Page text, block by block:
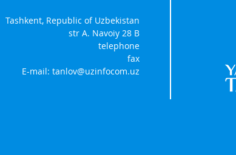
Tashkent, Republic of Uzbekistan
str A. Navoiy 28 B
telephone
fax
E-mail:tanlov@uzinfocom.uz